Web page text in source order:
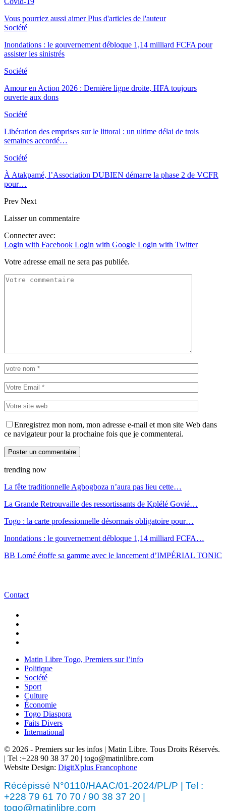
Vous pourriez aussi aimer Plus d'articles de l'auteur
Société
Inondations : le gouvernement débloque 1,14 milliard FCFA pour
assister les sinistrés
Société
Amour en Action 2026 : Dernière ligne droite, HFA toujours
ouverte aux dons
Société
Libération des emprises sur le littoral : un ultime délai de trois
semaines accordé…
Société
À Atakpamé, l’Association DUBIEN démarre la phase 2 de VCFR
pour…
Prev Next
Laisser un commentaire
Connecter avec:
Login with Facebook Login with Google Login with Twitter
Votre adresse email ne sera pas publiée.
Enregistrez mon nom, mon adresse e-mail et mon site Web dans
ce navigateur pour la prochaine fois que je commenterai.
trending now
La fête traditionnelle Agbogboza n’aura pas lieu cette…
La Grande Retrouvaille des ressortissants de Kplélé Govié…
Togo : la carte professionnelle désormais obligatoire pour…
Inondations : le gouvernement débloque 1,14 milliard FCFA…
BB Lomé étoffe sa gamme avec le lancement d’IMPÉRIAL TONIC
Contact
Matin Libre Togo, Premiers sur l’info
Politique
Société
Sport
Culture
Économie
Togo Diaspora
Faits Divers
International
© 2026 - Premiers sur les infos | Matin Libre. Tous Droits Réservés.
| Tel :+228 90 38 37 20 | togo@matinlibre.com
Website Design: DigitXplus Francophone
Récépissé N°0110/HAAC/01-2024/PL/P | Tel :
+228 79 61 70 70 / 90 38 37 20 |
togo@matinlibre.com